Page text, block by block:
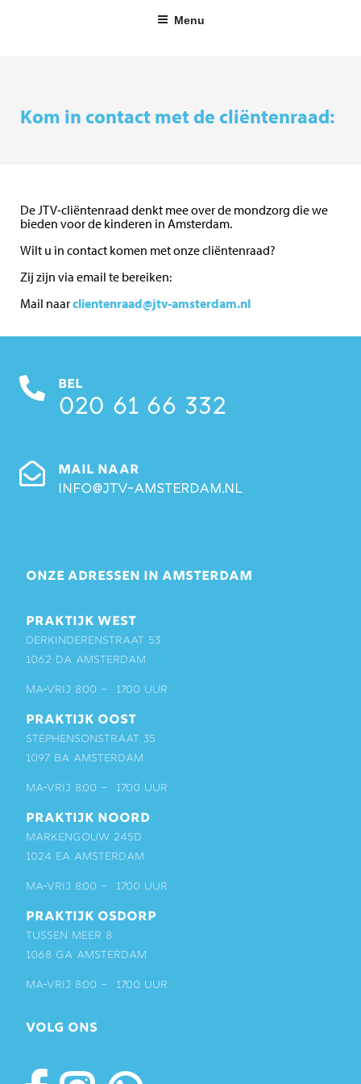
Menu
Kom in contact met de cliëntenraad:
De JTV-cliëntenraad denkt mee over de mondzorg die we
bieden voor de kinderen in Amsterdam.
Wilt u in contact komen met onze cliëntenraad?
Zij zijn via email te bereiken:
Mail naarclientenraad@jtv-amsterdam.nl
BEL
020 61 66 332
MAIL NAAR
info@jtv-amsterdam.nl
ONZE ADRESSEN IN AMSTERDAM
PRAKTIJK WEST
Derkinderenstraat 53
1062 DA Amsterdam
ma-vrij 8:00 – 17:00 uur
PRAKTIJK OOST
Stephensonstraat 35
1097 BA Amsterdam
ma-vrij 8:00 – 17:00 uur
PRAKTIJK NOORD
Markengouw 245D
1024 EA Amsterdam
ma-vrij 8:00 – 17:00 uur
PRAKTIJK OSDORP
Tussen Meer 8
1068 GA Amsterdam
ma-vrij 8:00 – 17:00 uur
VOLG ONS